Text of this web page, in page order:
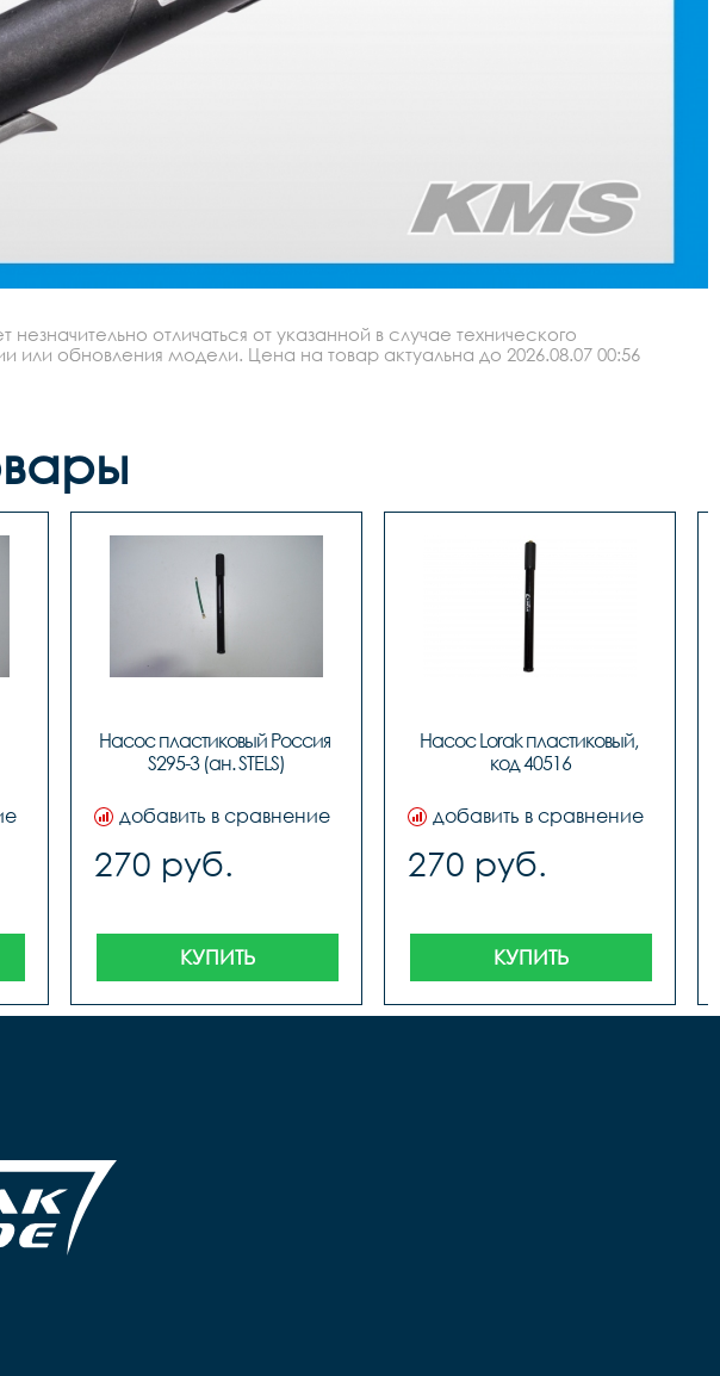
отличаться от указанной в случае технического
или обновления модели. Цена на товар актуальна до 2026.08.07 00:56
Насос пластиковый Россия
S295-3 (ан. STELS)
добавить в сравнение
270 руб.
КУПИТЬ
Насос Lorak пластиковый,
код 40516
добавить в сравнение
270 руб.
КУПИТЬ